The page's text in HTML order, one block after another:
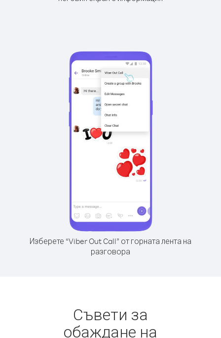
Изберете “Viber Out Call” от горната лента на
разговора
Съвети за
обаждане на